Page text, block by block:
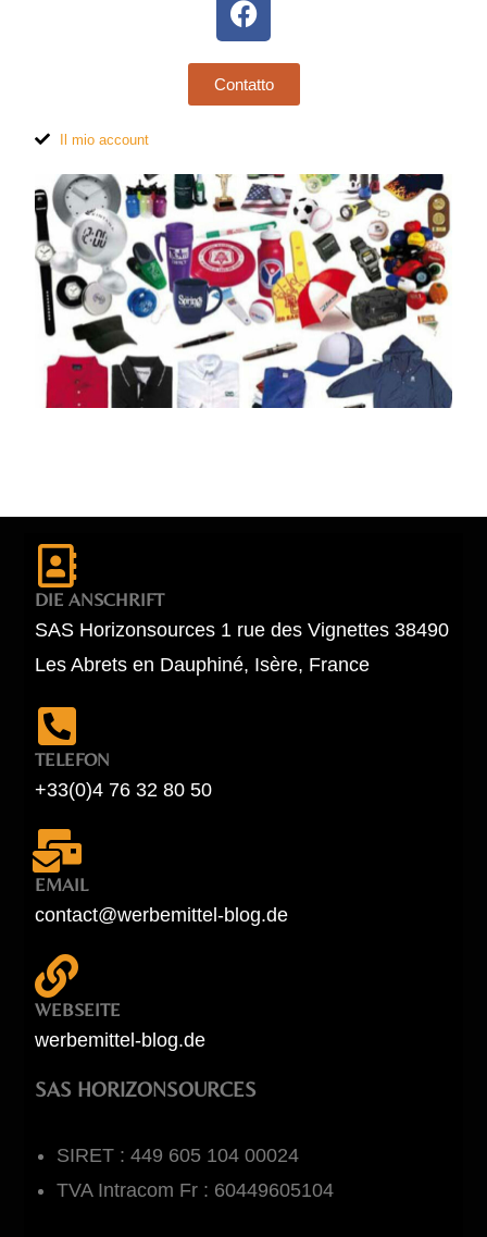
Contatto
Il mio account
DIE ANSCHRIFT
SAS Horizonsources 1 rue des Vignettes 38490
Les Abrets en Dauphiné, Isère, France
TELEFON
+33(0)4 76 32 80 50
EMAIL
contact@werbemittel-blog.de
WEBSEITE
werbemittel-blog.de
SAS HORIZONSOURCES
SIRET : 449 605 104 00024
TVA Intracom Fr : 60449605104